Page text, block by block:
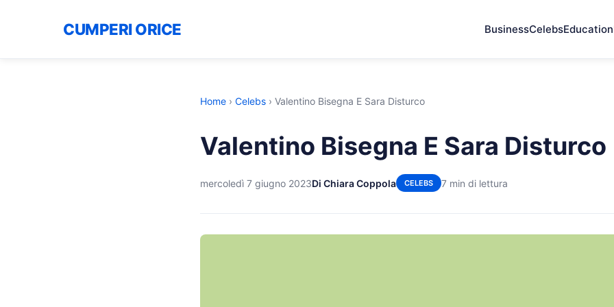
CUMPERI ORICE BusinessCelebsEducation
Home › Celebs › Valentino Bisegna E Sara Disturco
Valentino Bisegna E Sara Disturco
mercoledì 7 giugno 2023Di Chiara Coppola CELEBS 7 min di lettura